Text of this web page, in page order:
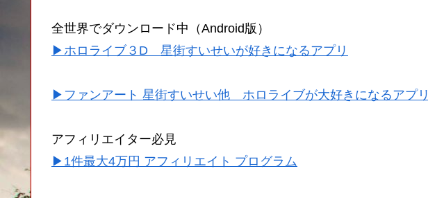
全世界でダウンロード中（Android版）
▶ホロライブ３D 星街すいせいが好きになるアプリ
▶ファンアート 星街すいせい他 ホロライブが大好きになるアプリ
アフィリエイター必見
▶1件最大4万円 アフィリエイト プログラム